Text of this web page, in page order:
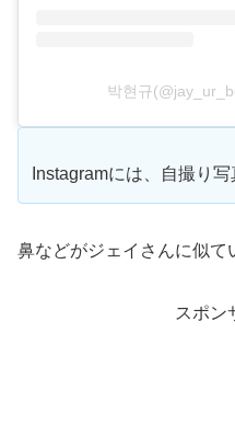
박현규
Instagramには、自撮り
鼻などがジェイさんに似て
スポン